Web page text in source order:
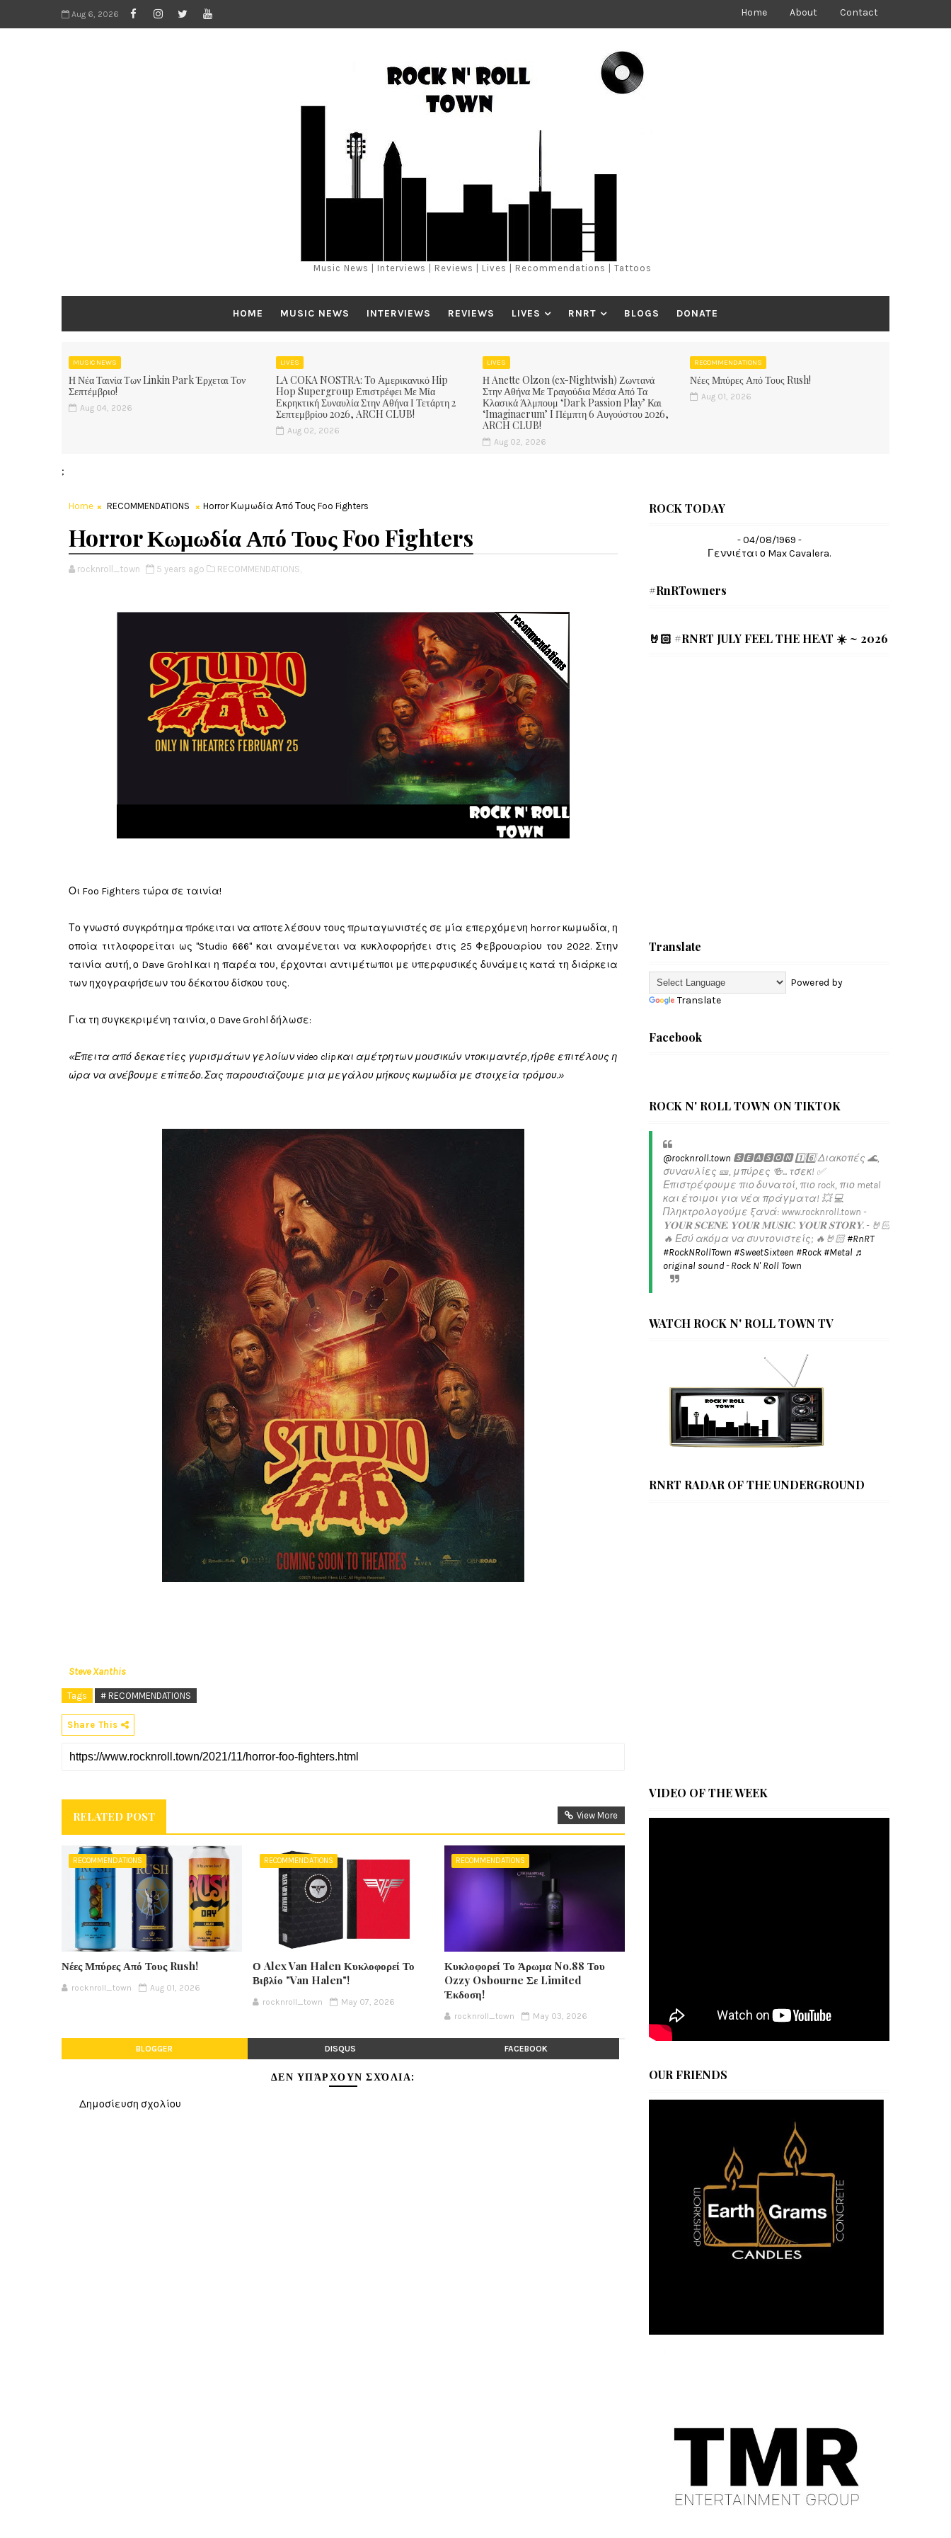
Aug 6, 2026 Home About Contact
Music News | Interviews | Reviews | Lives | Recommendations | Tattoos
HOME MUSIC NEWS INTERVIEWS REVIEWS LIVES RNRT BLOGS DONATE
MUSIC NEWS
Η Νέα Ταινία Των Linkin Park Έρχεται Τον
Σεπτέμβριο!
Aug 04, 2026
LIVES
LA COKA NOSTRA: To Αμερικανικό Hip
Hop Supergroup Επιστρέφει Με Μία
Εκρηκτική Συναυλία Στην Αθήνα Ι Τετάρτη 2
Σεπτεμβρίου 2026, ARCH CLUB!
Aug 02, 2026
LIVES
Η Anette Olzon (ex-Nightwish) Ζωντανά
Στην Αθήνα Με Τραγούδια Μέσα Από Τα
Κλασικά Άλμπουμ ‘Dark Passion Play’ Και
‘Imaginaerum’ I Πέμπτη 6 Αυγούστου 2026,
ARCH CLUB!
Aug 02, 2026
RECOMMENDATIONS
Νέες Μπύρες Από Τους Rush!
Aug 01, 2026
;
Home RECOMMENDATIONS Horror Κωμωδία Από Τους Foo Fighters
Horror Κωμωδία Από Τους Foo Fighters
rocknroll_town 5 years ago RECOMMENDATIONS,
Οι Foo Fighters τώρα σε ταινία!
Το γνωστό συγκρότημα πρόκειται να αποτελέσουν τους πρωταγωνιστές σε μία επερχόμενη horror κωμωδία, η
οποία τιτλοφορείται ως "Studio 666" και αναμένεται να κυκλοφορήσει στις 25 Φεβρουαρίου του 2022. Στην
ταινία αυτή, ο Dave Grohl και η παρέα του, έρχονται αντιμέτωποι με υπερφυσικές δυνάμεις κατά τη διάρκεια
των ηχογραφήσεων του δέκατου δίσκου τους.
Για τη συγκεκριμένη ταινία, ο Dave Grohl δήλωσε:
«Έπειτα από δεκαετίες γυρισμάτων γελοίων video clip και αμέτρητων μουσικών ντοκιμαντέρ, ήρθε επιτέλους η
ώρα να ανέβουμε επίπεδο. Σας παρουσιάζουμε μια μεγάλου μήκους κωμωδία με στοιχεία τρόμου.»
Steve Xanthis
Tags # RECOMMENDATIONS
Share This
RELATED POST View More
RECOMMENDATIONS
Νέες Μπύρες Από Τους Rush!
rocknroll_town Aug 01, 2026
RECOMMENDATIONS
Ο Alex Van Halen Κυκλοφορεί Το
Βιβλίο "Van Halen"!
rocknroll_town May 07, 2026
RECOMMENDATIONS
Κυκλοφορεί Το Άρωμα No.88 Του
Ozzy Osbourne Σε Limited
Έκδοση!
rocknroll_town May 03, 2026
BLOGGER DISQUS FACEBOOK
ΔΕΝ ΥΠΆΡΧΟΥΝ ΣΧΌΛΙΑ:
Δημοσίευση σχολίου
ROCK TODAY
- 04/08/1969 -
Γεννιέται ο Max Cavalera.
#RnRTowners
🤘🏻 #RNRT JULY FEEL THE HEAT ☀️ ~ 2026
Translate
Powered by
Translate
Facebook
ROCK N' ROLL TOWN ON TIKTOK
@rocknroll.town 🆂🅴🅰🆂🅾🅽 1️⃣6️⃣ Διακοπές 🌊,
συναυλίες 🎫, μπύρες 🍻... τσεκ! ✅️
Επιστρέφουμε πιο δυνατοί, πιο rock, πιο metal
και έτοιμοι για νέα πράγματα! 💥 💻
Πληκτρολογούμε ξανά: www.rocknroll.town -
𝐘𝐎𝐔𝐑 𝐒𝐂𝐄𝐍𝐄. 𝐘𝐎𝐔𝐑 𝐌𝐔𝐒𝐈𝐂. 𝐘𝐎𝐔𝐑 𝐒𝐓𝐎𝐑𝐘. - 🤘🏻
🔥 Εσύ ακόμα να συντονιστείς; 🔥🤘🏻#RnRT
#RockNRollTown #SweetSixteen #Rock #Metal ♬
original sound - Rock N' Roll Town
WATCH ROCK N' ROLL TOWN TV
RNRT RADAR OF THE UNDERGROUND
VIDEO OF THE WEEK
OUR FRIENDS